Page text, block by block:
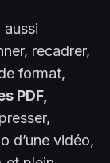
recadrer,
format,
PDF,
d’une vidéo,